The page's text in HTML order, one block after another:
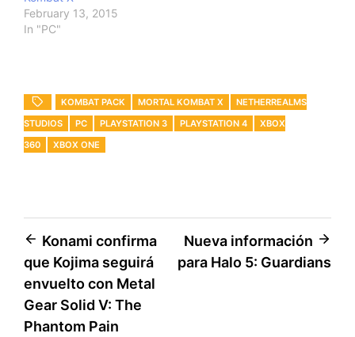
February 13, 2015
In "PC"
KOMBAT PACK MORTAL KOMBAT X
NETHERREALMS
STUDIOS
PC PLAYSTATION 3 PLAYSTATION 4
XBOX
360
XBOX ONE
Post
navigation
Konami confirma
que Kojima seguirá
envuelto con Metal
Gear Solid V: The
Phantom Pain
Nueva información
para Halo 5: Guardians